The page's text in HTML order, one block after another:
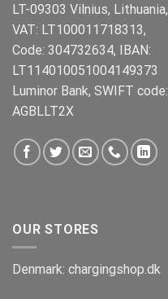
LT-09303 Vilnius, Lithuania,
VAT: LT100011718313,
Code: 304732634, IBAN:
LT114010051004149373
Luminor Bank, SWIFT code:
AGBLLT2X
OUR STORES
Denmark: chargingshop.dk